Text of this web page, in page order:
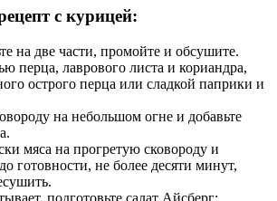
с курицей:
на две части, промойте и обсушите.
перца, лаврового листа и кориандра,
острого перца или сладкой паприки и
на небольшом огне и добавьте
мяса на прогретую сковороду и
готовности, не более десяти минут,
подготовьте салат Айсберг: